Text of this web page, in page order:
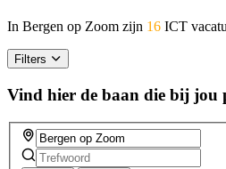
In Bergen op Zoom zijn 16 ICT
Filters
Vind hier de baan die bij jou